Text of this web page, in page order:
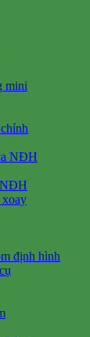
mini
NĐH
NĐH
định hình